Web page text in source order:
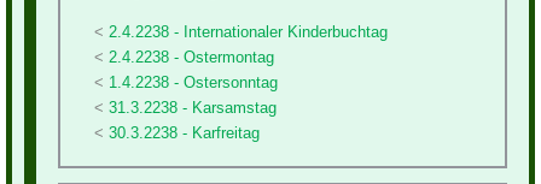
2.4.2238 - Internationaler Kinderbuchtag
2.4.2238 - Ostermontag
1.4.2238 - Ostersonntag
31.3.2238 - Karsamstag
30.3.2238 - Karfreitag